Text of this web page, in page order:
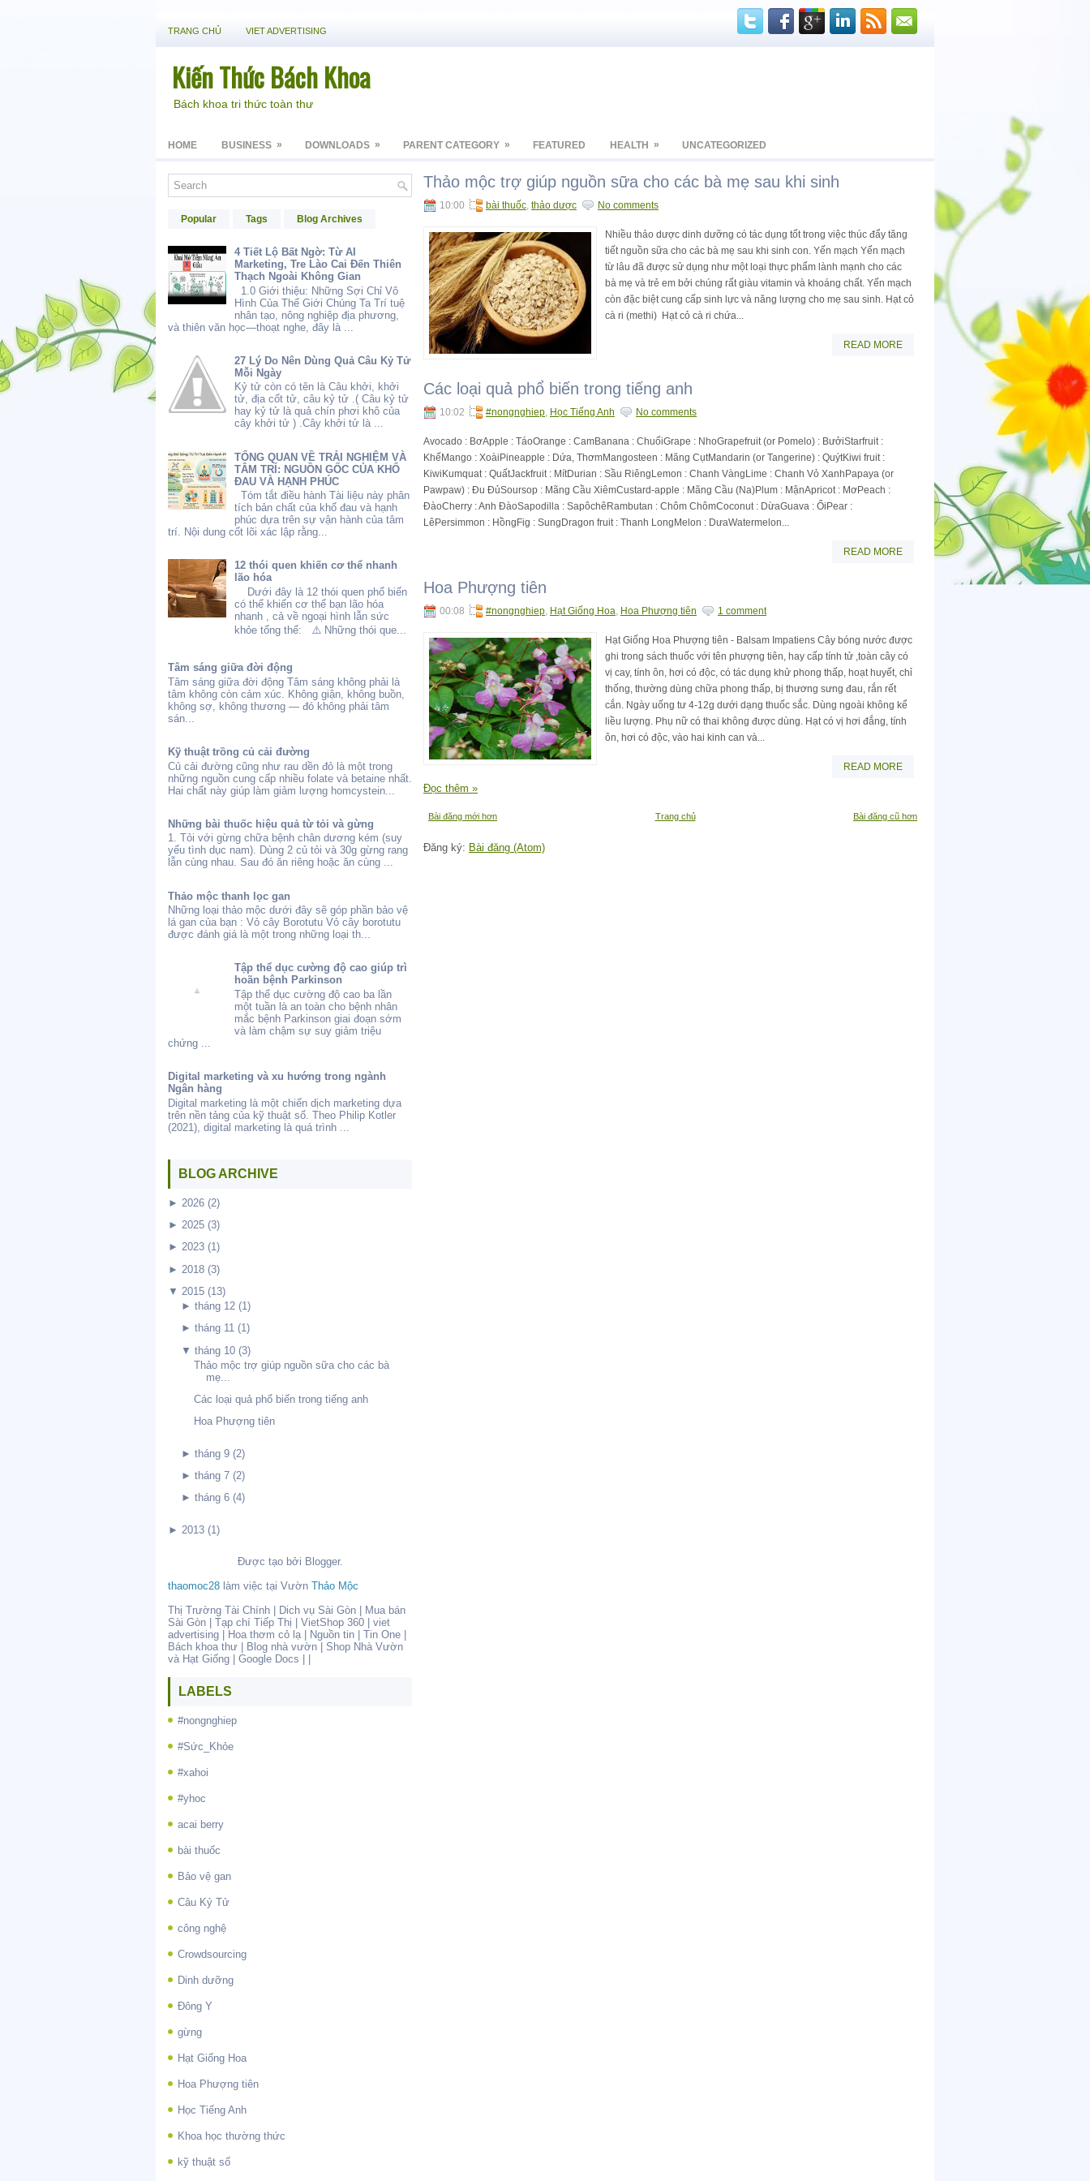
TRANG CHỦ VIET ADVERTISING
Kiến Thức Bách Khoa
Bách khoa tri thức toàn thư
HOME BUSINESS » DOWNLOADS » PARENT CATEGORY » FEATURED HEALTH » UNCATEGORIZED
Popular Tags Blog Archives
4 Tiết Lộ Bất Ngờ: Từ AI
Marketing, Tre Lào Cai Đến Thiên
Thạch Ngoài Không Gian
1.0 Giới thiệu: Những Sợi Chỉ Vô
Hình Của Thế Giới Chúng Ta Trí tuệ
nhân tạo, nông nghiệp địa phương,
và thiên văn học—thoạt nghe, đây là ...
27 Lý Do Nên Dùng Quả Câu Kỷ Tử
Mỗi Ngày
Kỷ tử còn có tên là Câu khởi, khởi
tử, địa cốt tử, câu kỷ tử .( Câu kỷ tử
hay kỷ tử là quả chín phơi khô của
cây khởi tử ) .Cây khởi tử là ...
TỔNG QUAN VỀ TRẢI NGHIỆM VÀ
TÂM TRÍ: NGUỒN GỐC CỦA KHỔ
ĐAU VÀ HẠNH PHÚC
Tóm tắt điều hành Tài liệu này phân
tích bản chất của khổ đau và hạnh
phúc dựa trên sự vận hành của tâm
trí. Nội dung cốt lõi xác lập rằng...
12 thói quen khiến cơ thể nhanh
lão hóa
Dưới đây là 12 thói quen phổ biến
có thể khiến cơ thể bạn lão hóa
nhanh , cả về ngoại hình lẫn sức
khỏe tổng thể: ⚠️ Những thói que...
Tâm sáng giữa đời động
Tâm sáng giữa đời động Tâm sáng không phải là
tâm không còn cảm xúc. Không giận, không buồn,
không sợ, không thương — đó không phải tâm
sán...
Kỹ thuật trồng củ cải đường
Củ cải đường cũng như rau dền đỏ là một trong
những nguồn cung cấp nhiều folate và betaine nhất.
Hai chất này giúp làm giảm lượng homcystein...
Những bài thuốc hiệu quả từ tỏi và gừng
1. Tỏi với gừng chữa bệnh chân dương kém (suy
yếu tình dục nam). Dùng 2 củ tỏi và 30g gừng rang
lẫn cùng nhau. Sau đó ăn riêng hoặc ăn cùng ...
Thảo mộc thanh lọc gan
Những loại thảo mộc dưới đây sẽ góp phần bảo vệ
lá gan của bạn : Vỏ cây Borotutu Vỏ cây borotutu
được đánh giá là một trong những loại th...
Tập thể dục cường độ cao giúp trì
hoãn bệnh Parkinson
Tập thể dục cường độ cao ba lần
một tuần là an toàn cho bệnh nhân
mắc bệnh Parkinson giai đoạn sớm
và làm chậm sự suy giảm triệu
chứng ...
Digital marketing và xu hướng trong ngành
Ngân hàng
Digital marketing là một chiến dịch marketing dựa
trên nền tảng của kỹ thuật số. Theo Philip Kotler
(2021), digital marketing là quá trình ...
BLOG ARCHIVE
► 2026 (2)
► 2025 (3)
► 2023 (1)
► 2018 (3)
▼ 2015 (13)
► tháng 12 (1)
► tháng 11 (1)
▼ tháng 10 (3)
Thảo mộc trợ giúp nguồn sữa cho các bà
mẹ...
Các loại quả phổ biến trong tiếng anh
Hoa Phượng tiên
► tháng 9 (2)
► tháng 7 (2)
► tháng 6 (4)
► 2013 (1)
Được tạo bởi Blogger.
thaomoc28 làm việc tại Vườn Thảo Mộc
Thị Trường Tài Chính
Dich vụ Sài Gòn
Mua bán
Sài Gòn
Tạp chí Tiếp Thị VietShop 360
viet
advertising
Hoa thơm cỏ lạ Nguồn tin Tin One
Bách khoa thư
Blog nhà vườn
Shop Nhà Vườn
và Hạt Giống
Google Docs
LABELS
#nongnghiep
#Sức_Khỏe
#xahoi
#yhoc
acai berry
bài thuốc
Bảo vệ gan
Câu Kỷ Tử
công nghệ
Crowdsourcing
Dinh dưỡng
Đông Y
gừng
Hạt Giống Hoa
Hoa Phượng tiên
Học Tiếng Anh
Khoa học thường thức
kỹ thuật số
Thảo mộc trợ giúp nguồn sữa cho các bà mẹ sau khi sinh
10:00 bài thuốc, thảo dược No comments
Nhiều thảo dược dinh dưỡng có tác dụng tốt trong việc thúc đẩy tăng
tiết nguồn sữa cho các bà mẹ sau khi sinh con. Yến mạch Yến mạch
từ lâu đã được sử dụng như một loại thực phẩm lành mạnh cho các
bà mẹ và trẻ em bởi chúng rất giàu vitamin và khoáng chất. Yến mạch
còn đặc biệt cung cấp sinh lực và năng lượng cho mẹ sau sinh. Hạt cỏ
cà ri (methi) Hạt cỏ cà ri chứa...
READ MORE
Các loại quả phổ biến trong tiếng anh
10:02 #nongnghiep, Học Tiếng Anh No comments
Avocado : BơApple : TáoOrange : CamBanana : ChuốiGrape : NhoGrapefruit (or Pomelo) : BưởiStarfruit :
KhếMango : XoàiPineapple : Dứa, ThơmMangosteen : Măng CụtMandarin (or Tangerine) : QuýtKiwi fruit :
KiwiKumquat : QuấtJackfruit : MítDurian : Sầu RiêngLemon : Chanh VàngLime : Chanh Vỏ XanhPapaya (or
Pawpaw) : Đu ĐủSoursop : Mãng Cầu XiêmCustard-apple : Mãng Cầu (Na)Plum : MậnApricot : MơPeach :
ĐàoCherry : Anh ĐàoSapodilla : SapôchêRambutan : Chôm ChômCoconut : DừaGuava : ỔiPear :
LêPersimmon : HồngFig : SungDragon fruit : Thanh LongMelon : DưaWatermelon...
READ MORE
Hoa Phượng tiên
00:08 #nongnghiep, Hạt Giống Hoa, Hoa Phượng tiên 1 comment
Hạt Giống Hoa Phượng tiên - Balsam Impatiens Cây bóng nước được
ghi trong sách thuốc với tên phượng tiên, hay cấp tính tử ,toàn cây có
vị cay, tính ôn, hơi có độc, có tác dụng khử phong thấp, hoạt huyết, chỉ
thống, thường dùng chữa phong thấp, bị thương sưng đau, rắn rết
cắn. Ngày uống tư 4-12g dưới dạng thuốc sắc. Dùng ngoài không kể
liều lượng. Phụ nữ có thai không được dùng. Hạt có vị hơi đắng, tính
ôn, hơi có độc, vào hai kinh can và...
READ MORE
Đọc thêm »
Bài đăng mới hơn Bài đăng cũ hơn
Trang chủ
Đăng ký: Bài đăng (Atom)